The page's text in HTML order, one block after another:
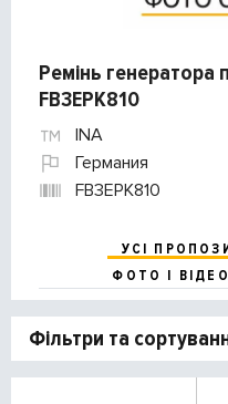
Ремінь генератора
FB3EPK810
INA
Германия
FB3EPK810
УСІ
ФОТО І ВІДЕО
Фільтри та